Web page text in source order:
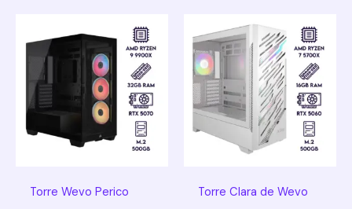
Torre Wevo Perico Torre Clara de Wevo